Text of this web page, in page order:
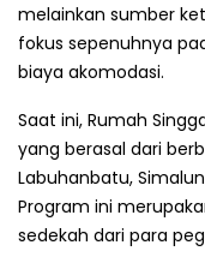
melainkan sumber
fokus sepenuhnya
biaya akomodasi.
Saat ini, Rumah
yang berasal dari
Labuhanbatu,
Program ini
sedekah dari para